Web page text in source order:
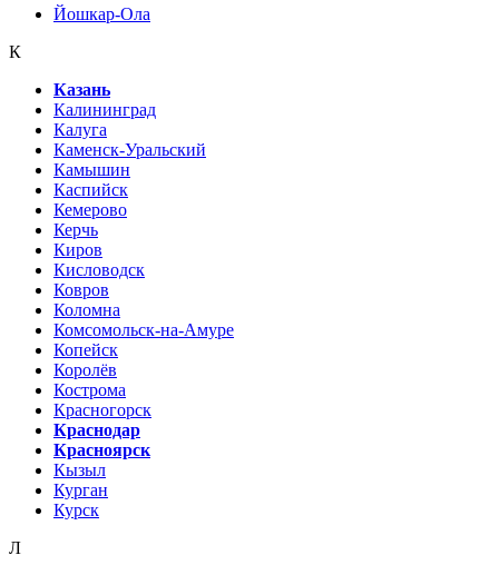
Йошкар-Ола
К
Казань
Калининград
Калуга
Каменск-Уральский
Камышин
Каспийск
Кемерово
Керчь
Киров
Кисловодск
Ковров
Коломна
Комсомольск-на-Амуре
Копейск
Королёв
Кострома
Красногорск
Краснодар
Красноярск
Кызыл
Курган
Курск
Л